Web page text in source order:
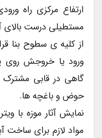
ارتفاع مرکزی راه
مستطیلی درست بالای
از کلیه ی سطوح بنا
ورود یا خروجش روی
گاهی در قابی مشترک
حوض و باغچه ها.
نمایش آثار موزه با
مواد لازم برای ساخت